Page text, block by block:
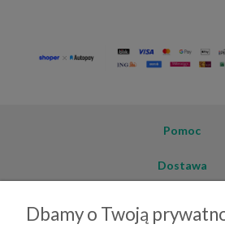
Pomoc
Dostawa
Dbamy o Twoją